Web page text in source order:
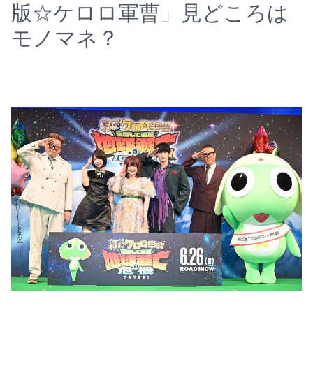
版☆ケロロ軍曹」見どころは
モノマネ？